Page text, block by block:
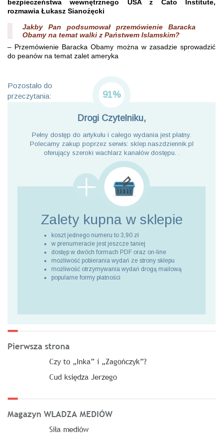
bezpieczeństwa wewnętrznego USA z Cato Institute,
rozmawia Łukasz Sianożęcki
Jakby Pan podsumował przemówienie Baracka
Obamy na temat walki z Państwem Islamskim?
– Przemówienie Baracka Obamy można w zasadzie sprowadzić
do peanów na temat zalet ameryka
Pozostało do
przeczytania:
91%
Drogi Czytelniku,
Pełny dostęp do artykułu i całego wydania jest płatny.
Polecamy zakup poprzez serwis: sklep.naszdziennik.pl
oferujący szeroki wachlarz kanałów dostępu. .
Zalety kupna w sklepie
koszt jednego numeru to 3,90 zł
w prenumeracie jest jeszcze taniej
dostęp w dwóch formach PDF oraz on-line
możliwość pobierania wydań ze strony sklepu
możliwość otrzymywania wydań drogą mailową
popularne formy płatności
Pierwsza strona
Czy to „Inka” i „Zagończyk”?
Cud księdza Jerzego
Magazyn WŁADZA MEDIÓW
Siła mediów